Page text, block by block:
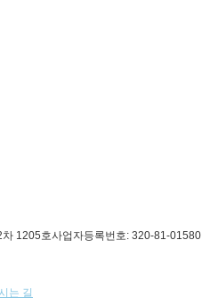
1205호사업자등록번호: 320-81-01580
는 길